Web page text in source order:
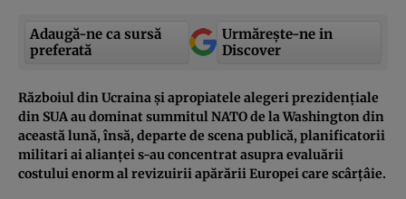
Adaugă-ne ca sursă
preferată
Urmărește-ne in
Discover
Războiul din Ucraina și apropiatele alegeri prezidențiale
din SUA au dominat summitul NATO de la Washington din
această lună, însă, departe de scena publică, planificatorii
militari ai alianței s-au concentrat asupra evaluării
costului enorm al revizuirii apărării Europei care scârțâie.